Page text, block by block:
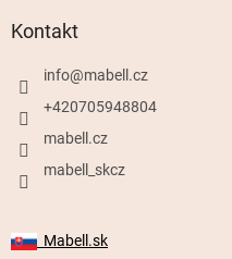
Kontakt
info@mabell.cz
+420705948804
mabell.cz
mabell_skcz
Mabell.sk